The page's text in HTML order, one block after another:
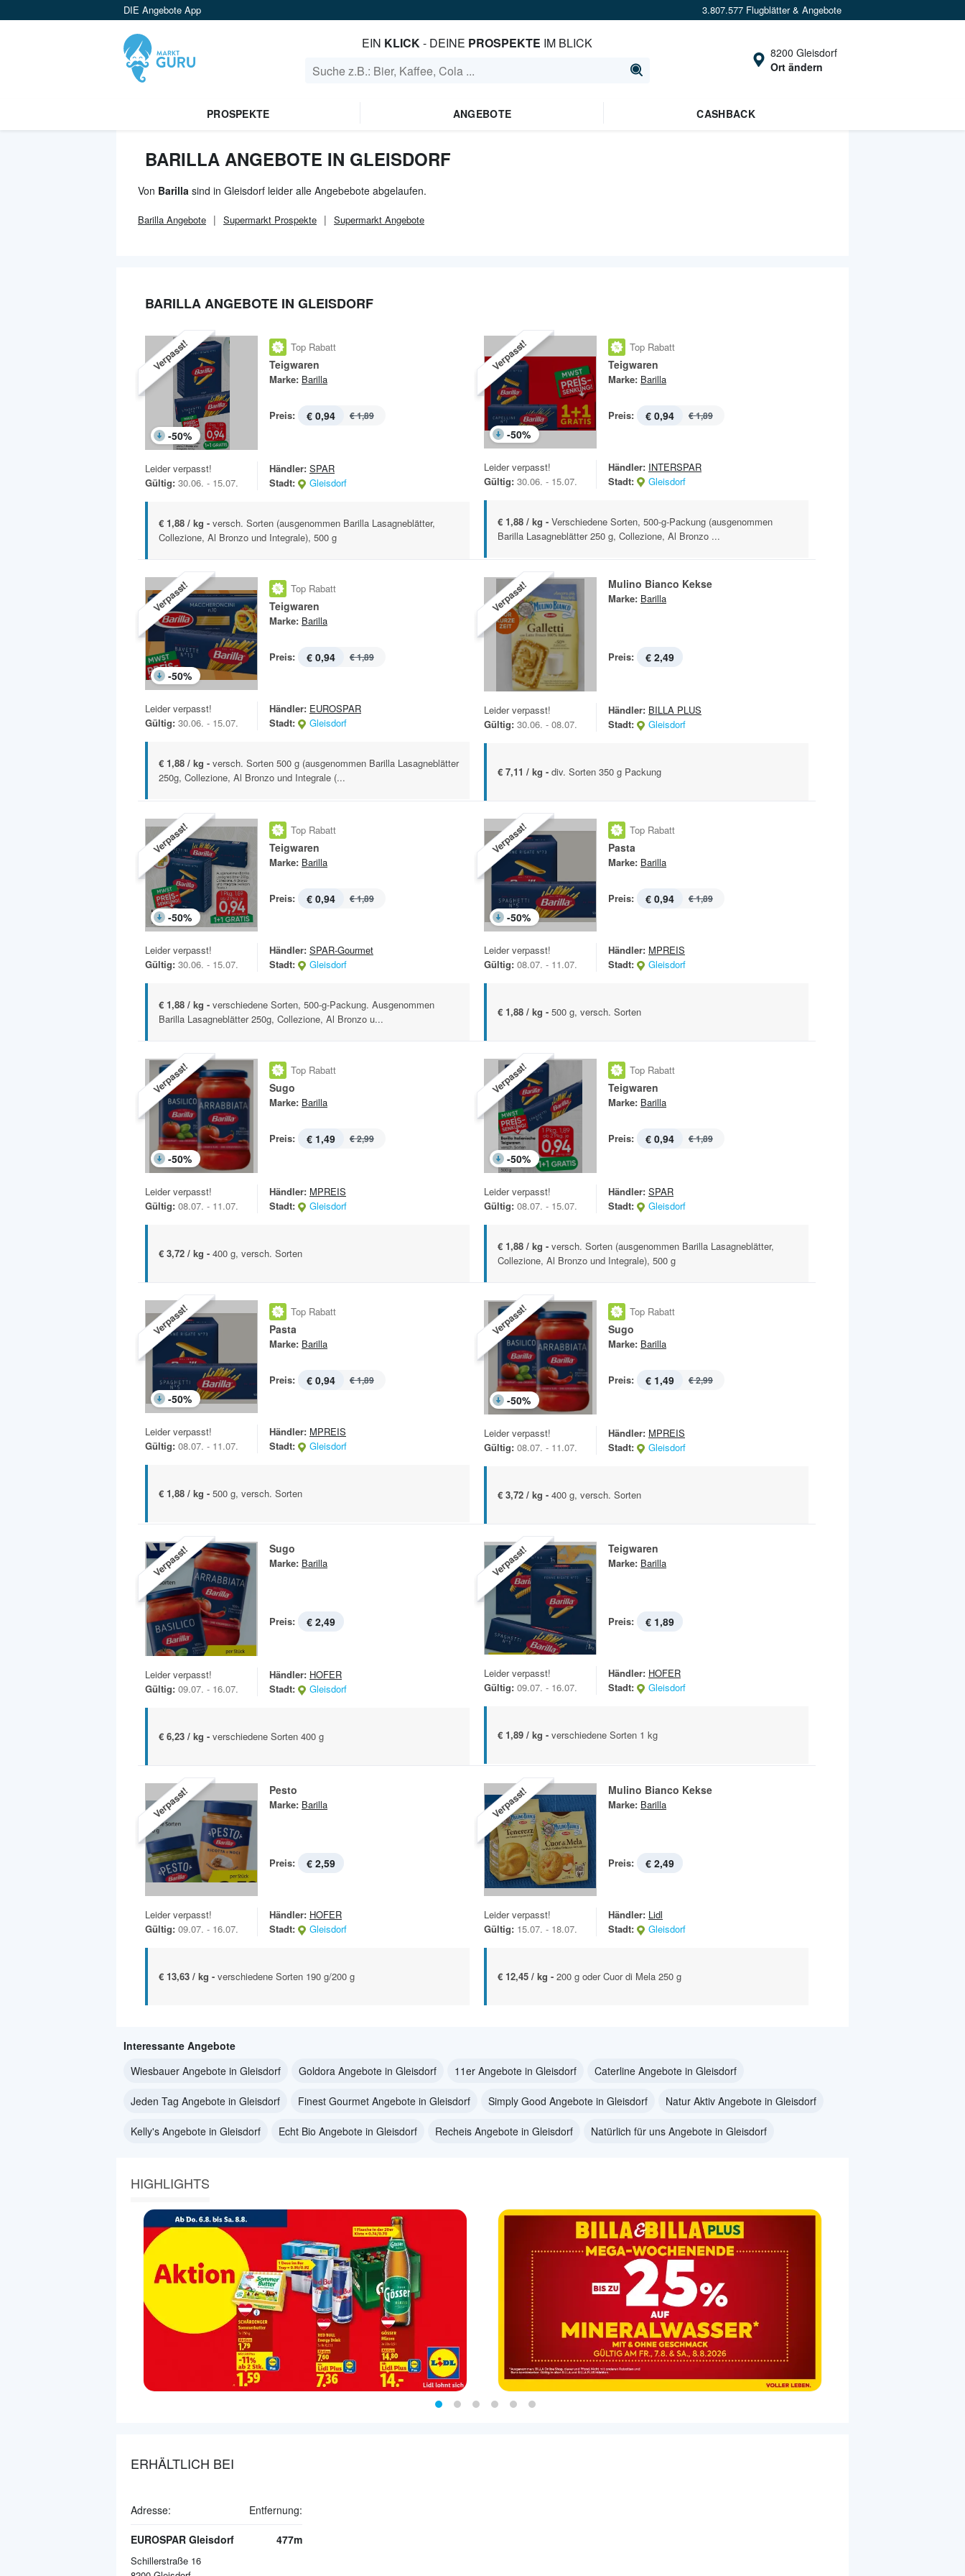
DIE Angebote App 3.807.577 Flugblätter & Angebote
EIN KLICK- DEINE PROSPEKTE IM BLICK
8200 Gleisdorf
Ort ändern
PROSPEKTE ANGEBOTE CASHBACK
BARILLA ANGEBOTE IN GLEISDORF
Von Barilla sind in Gleisdorf leider alle Angebebote abgelaufen.
Barilla Angebote Supermarkt Prospekte Supermarkt Angebote
BARILLA ANGEBOTE IN GLEISDORF
Verpasst!
-50%
Top Rabatt
Teigwaren
Marke: Barilla
Preis: € 0,94 € 1,89
Leider verpasst!
Gültig: 30.06. - 15.07.
Händler: SPAR
Stadt:
Gleisdorf
€ 1,88 / kg - versch. Sorten (ausgenommen Barilla Lasagneblätter,
Collezione, Al Bronzo und Integrale), 500 g
Verpasst!
-50%
Top Rabatt
Teigwaren
Marke: Barilla
Preis: € 0,94 € 1,89
Leider verpasst!
Gültig: 30.06. - 15.07.
Händler: INTERSPAR
Stadt:
Gleisdorf
€ 1,88 / kg - Verschiedene Sorten, 500-g-Packung (ausgenommen
Barilla Lasagneblätter 250 g, Collezione, Al Bronzo ...
Verpasst!
-50%
Top Rabatt
Teigwaren
Marke: Barilla
Preis: € 0,94 € 1,89
Leider verpasst!
Gültig: 30.06. - 15.07.
Händler: EUROSPAR
Stadt:
Gleisdorf
€ 1,88 / kg - versch. Sorten 500 g (ausgenommen Barilla Lasagneblätter
250g, Collezione, Al Bronzo und Integrale (...
Verpasst! Mulino Bianco Kekse
Marke: Barilla
Preis: € 2,49
Leider verpasst!
Gültig: 30.06. - 08.07.
Händler: BILLA PLUS
Stadt:
Gleisdorf
€ 7,11 / kg - div. Sorten 350 g Packung
Verpasst!
-50%
Top Rabatt
Teigwaren
Marke: Barilla
Preis: € 0,94 € 1,89
Leider verpasst!
Gültig: 30.06. - 15.07.
Händler: SPAR-Gourmet
Stadt:
Gleisdorf
€ 1,88 / kg - verschiedene Sorten, 500-g-Packung. Ausgenommen
Barilla Lasagneblätter 250g, Collezione, Al Bronzo u...
Verpasst!
-50%
Top Rabatt
Pasta
Marke: Barilla
Preis: € 0,94 € 1,89
Leider verpasst!
Gültig: 08.07. - 11.07.
Händler: MPREIS
Stadt:
Gleisdorf
€ 1,88 / kg - 500 g, versch. Sorten
Verpasst!
-50%
Top Rabatt
Sugo
Marke: Barilla
Preis: € 1,49 € 2,99
Leider verpasst!
Gültig: 08.07. - 11.07.
Händler: MPREIS
Stadt:
Gleisdorf
€ 3,72 / kg - 400 g, versch. Sorten
Verpasst!
-50%
Top Rabatt
Teigwaren
Marke: Barilla
Preis: € 0,94 € 1,89
Leider verpasst!
Gültig: 08.07. - 15.07.
Händler: SPAR
Stadt:
Gleisdorf
€ 1,88 / kg - versch. Sorten (ausgenommen Barilla Lasagneblätter,
Collezione, Al Bronzo und Integrale), 500 g
Verpasst!
-50%
Top Rabatt
Pasta
Marke: Barilla
Preis: € 0,94 € 1,89
Leider verpasst!
Gültig: 08.07. - 11.07.
Händler: MPREIS
Stadt:
Gleisdorf
€ 1,88 / kg - 500 g, versch. Sorten
Verpasst!
-50%
Top Rabatt
Sugo
Marke: Barilla
Preis: € 1,49 € 2,99
Leider verpasst!
Gültig: 08.07. - 11.07.
Händler: MPREIS
Stadt:
Gleisdorf
€ 3,72 / kg - 400 g, versch. Sorten
Verpasst! Sugo
Marke: Barilla
Preis: € 2,49
Leider verpasst!
Gültig: 09.07. - 16.07.
Händler: HOFER
Stadt:
Gleisdorf
€ 6,23 / kg - verschiedene Sorten 400 g
Verpasst! Teigwaren
Marke: Barilla
Preis: € 1,89
Leider verpasst!
Gültig: 09.07. - 16.07.
Händler: HOFER
Stadt:
Gleisdorf
€ 1,89 / kg - verschiedene Sorten 1 kg
Verpasst! Pesto
Marke: Barilla
Preis: € 2,59
Leider verpasst!
Gültig: 09.07. - 16.07.
Händler: HOFER
Stadt:
Gleisdorf
€ 13,63 / kg - verschiedene Sorten 190 g/200 g
Verpasst! Mulino Bianco Kekse
Marke: Barilla
Preis: € 2,49
Leider verpasst!
Gültig: 15.07. - 18.07.
Händler: Lidl
Stadt:
Gleisdorf
€ 12,45 / kg - 200 g oder Cuor di Mela 250 g
Interessante Angebote
Wiesbauer Angebote in Gleisdorf
Goldora Angebote in Gleisdorf 11er Angebote in Gleisdorf Caterline Angebote in Gleisdorf
Jeden Tag Angebote in Gleisdorf Finest Gourmet Angebote in Gleisdorf Simply Good Angebote in Gleisdorf Natur Aktiv Angebote in Gleisdorf
Kelly's Angebote in Gleisdorf Echt Bio Angebote in Gleisdorf Recheis Angebote in Gleisdorf Natürlich für uns Angebote in Gleisdorf
HIGHLIGHTS
ERHÄLTLICH BEI
Adresse: Entfernung:
EUROSPAR Gleisdorf
Schillerstraße 16
477m